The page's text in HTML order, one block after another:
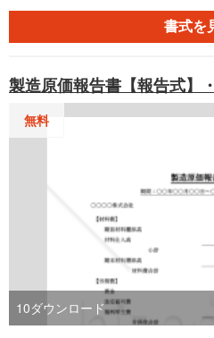
とで、資金動向をタイムリーに把握で
テンプレートは、製造業向け
だけます。製造業の資金管理に
書式を
製造原価報告書【報告式】
無料
10ダウンロード